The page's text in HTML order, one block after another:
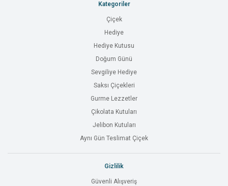
Kategoriler
Çiçek
Hediye
Hediye Kutusu
Doğum Günü
Sevgiliye Hediye
Saksı Çiçekleri
Gurme Lezzetler
Çikolata Kutuları
Jelibon Kutuları
Aynı Gün Teslimat Çiçek
Gizlilik
Güvenli Alışveriş